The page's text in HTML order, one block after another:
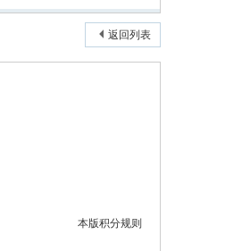
返回列表
本版积分规则